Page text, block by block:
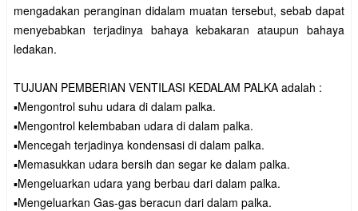
mengadakan peranginan didalam muatan tersebut, sebab dapat
menyebabkan terjadinya bahaya kebakaran ataupun bahaya
ledakan.
TUJUAN PEMBERIAN VENTILASI KEDALAM PALKA adalah :
▪️Mengontrol suhu udara di dalam palka.
▪️Mengontrol kelembaban udara di dalam palka.
▪️Mencegah terjadinya kondensasi di dalam palka.
▪️Memasukkan udara bersih dan segar ke dalam palka.
▪️Mengeluarkan udara yang berbau dari dalam palka.
▪️Mengeluarkan Gas-gas beracun dari dalam palka.